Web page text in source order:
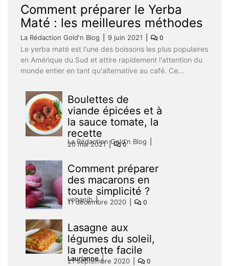
Comment préparer le Yerba
Maté : les meilleures méthodes
La Rédaction Gold'n Blog 9 juin 2021 0
Le yerba maté est l'une des boissons les plus populaires
en Amérique du Sud et attire rapidement l'attention du
monde entier en tant qu'alternative au café. Ce...
Boulettes de
viande épicées et à
la sauce tomate, la
recette
La Rédaction Gold'n Blog
20 mai 2021 0
Comment préparer
des macarons en
toute simplicité ?
yohanjb
11 décembre 2020 0
Lasagne aux
légumes du soleil,
la recette facile
Laurianne
21 septembre 2020 0